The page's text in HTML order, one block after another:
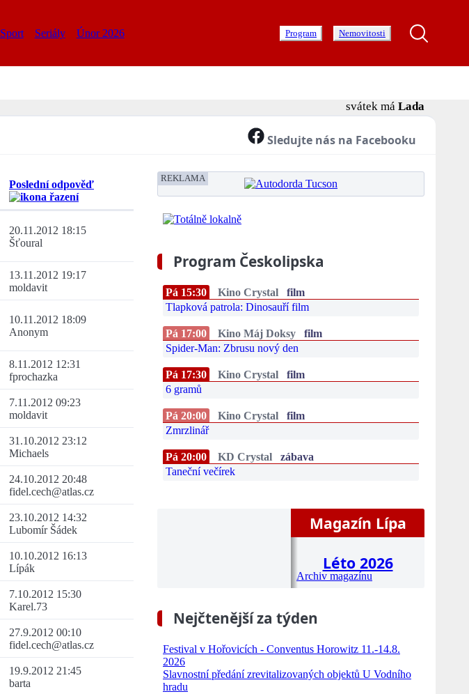
Sport Seriály Únor 2026 Program Nemovitosti
svátek má Lada
Sledujte nás na Facebooku
Poslední odpověď
20.11.2012 18:15
Šťoural
13.11.2012 19:17
moldavit
10.11.2012 18:09
Anonym
8.11.2012 12:31
fprochazka
7.11.2012 09:23
moldavit
31.10.2012 23:12
Michaels
24.10.2012 20:48
fidel.cech@atlas.cz
23.10.2012 14:32
Lubomír Šádek
10.10.2012 16:13
Lípák
7.10.2012 15:30
Karel.73
27.9.2012 00:10
fidel.cech@atlas.cz
19.9.2012 21:45
barta
REKLAMA
Program Českolipska
Pá 15:30 Kino Crystal
film
Tlapková patrola: Dinosauří film
Pá 17:00 Kino Máj Doksy
film
Spider-Man: Zbrusu nový den
Pá 17:30 Kino Crystal
film
6 gramů
Pá 20:00 Kino Crystal
film
Zmrzlinář
Pá 20:00 KD Crystal
zábava
Taneční večírek
Magazín Lípa
Léto 2026
Archiv magazínu
Nejčtenější za týden
Festival v Hořovicích - Conventus Horowitz 11.-14.8.
2026
Slavnostní předání zrevitalizovaných objektů U Vodního
hradu